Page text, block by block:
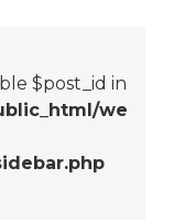
$post_id in
we